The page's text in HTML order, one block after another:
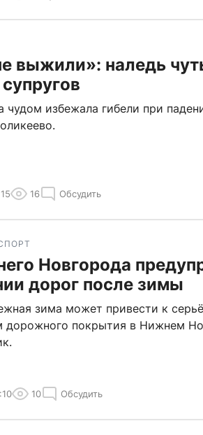
выжили»: наледь
чудом избежала гибели при
16 Обсудить
Новгорода
дорог после зимы
зима может привести к
дорожного покрытия в Нижнем
10 Обсудить